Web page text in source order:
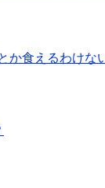
か食えるわけな